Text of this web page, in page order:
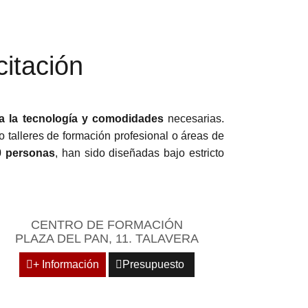
la tecnología y comodidadesnecesarias.
talleres de formación profesional o áreas de
personas, han sido diseñadas bajo estricto
CENTRO DE FORMACIÓN
PLAZA DEL PAN, 11. TALAVERA
+ Información Presupuesto